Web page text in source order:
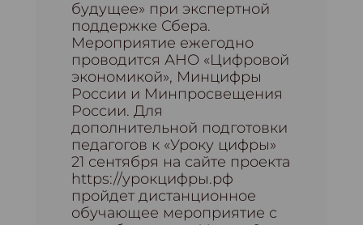
будущее» при экспертной
поддержке Сбера.
Мероприятие ежегодно
проводится АНО «Цифровой
экономикой», Минцифры
России и Минпросвещения
России. Для
дополнительной подготовки
педагогов к «Уроку цифры»
21 сентября на сайте проекта
https://урокцифры.рф
пройдет дистанционное
обучающее мероприятие с